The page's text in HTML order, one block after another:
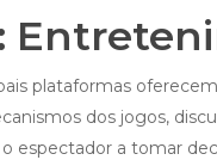
plataformas
dos jogos,
espectador a tomar